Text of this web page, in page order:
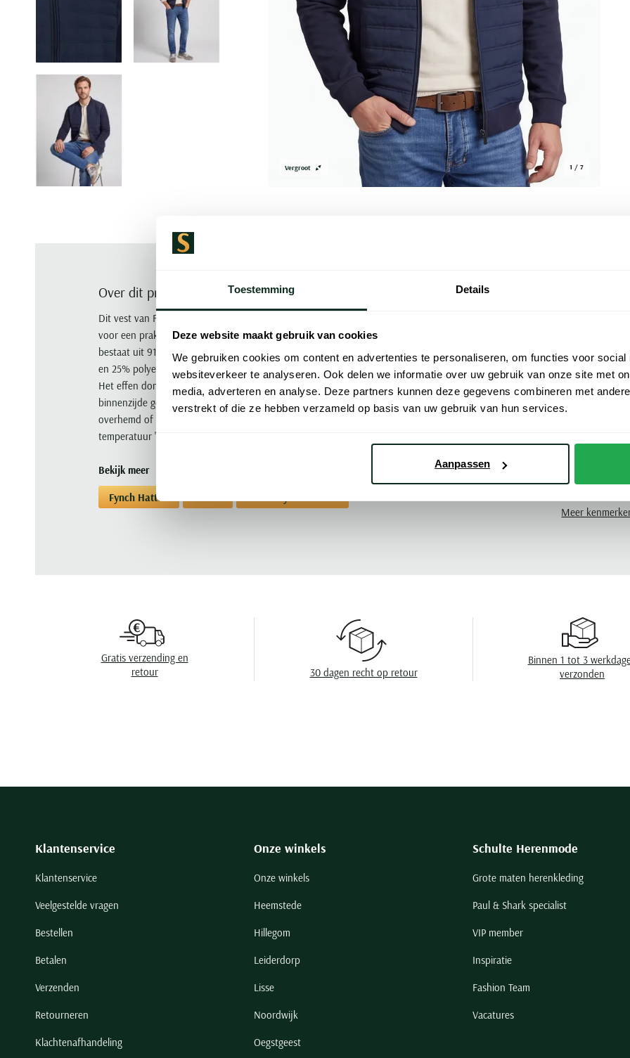
Toestemming Details
Deze website maakt gebruik van cookies
We gebruiken cookies om content en advertenties te personaliseren, om functies voor social
websiteverkeer te analyseren. Ook delen we informatie over uw gebruik van onze site met
media, adverteren en analyse. Deze partners kunnen deze gegevens combineren met
verstrekt of die ze hebben verzameld op basis van uw gebruik van hun services.
Aanpassen
Vergroot 1 / 7
Over dit product
Dit vest van Fynch Hatton is er in donkerblauw en combineert een normale fit met een rits
voor een praktische, verzorgde uitstraling die je buiten goed van pas komt. De buitenkant
bestaat uit 91% polyester en 9% elastaan, terwijl de binnenkant is opgebouwd uit 72% katoen
en 25% polyester, wat zorgt voor een aangenaam draagcomfort en een prettig warm gevoel.
Het effen donkerblauwe ontwerp maakt het vest veelzijdig inzetbaar, en de katoenen
binnenzijde geeft het geheel een zachte touch tegen de huid. Combineer het met een casual
overhemd of een lichte trui voor een complete outdoorlook. Voor een zomerse dag waarop de
temperatuur 's avonds toch wat terugloopt, is dit vest een logische en comfortabele keuze.
Bekijk meer
Fynch Hatton
Materiaal
Kleur
Leveranciers
Eigenschappen
Meer
Gratis verzending en
retour
30 dagen recht op retour
Binnen 1 tot 3
verzonden
Klantenservice
Klantenservice
Veelgestelde vragen
Bestellen
Betalen
Verzenden
Retourneren
Klachtenafhandeling
Onze winkels
Onze winkels
Heemstede
Hillegom
Leiderdorp
Lisse
Noordwijk
Oegstgeest
Schulte Herenmode
Grote maten herenkleding
Paul & Shark specialist
VIP member
Inspiratie
Fashion Team
Vacatures